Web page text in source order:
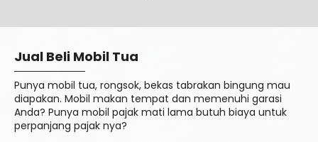
Jual Beli Mobil Tua
Punya mobil tua, rongsok, bekas tabrakan bingung mau
diapakan. Mobil makan tempat dan memenuhi garasi
Anda? Punya mobil pajak mati lama butuh biaya untuk
perpanjang pajak nya?